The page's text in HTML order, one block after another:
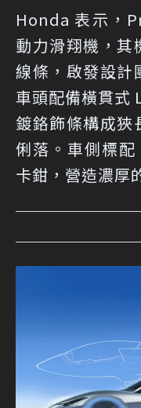
Honda 表示，
動力滑翔機，其
線條，啟發設計
車頭配備橫貫式
鍍鉻飾條構成狹
俐落。車側標
卡鉗，營造濃厚